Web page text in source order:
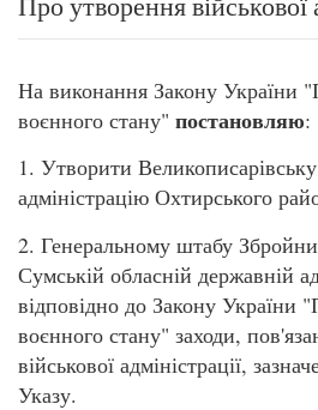
На виконання Закону України
воєнного стану" постановляю:
1. Утворити
адміністрацію Охтирського
2. Генеральному штабу
Сумській обласній державній
відповідно до Закону
воєнного стану" заходи,
військової адміністрації,
Указу.